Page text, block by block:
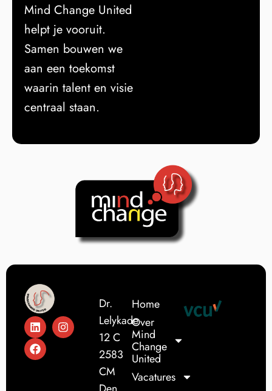
Mind Change United
helpt je vooruit.
Samen bouwen we
aan een toekomst
waarin talent en visie
centraal staan.
Dr.
Lelykade
12 C
2583
CM
Home
Over
Mind
Change
United
Vacatures